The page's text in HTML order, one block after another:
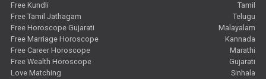
Free Kundli
Free Tamil Jathagam
Free Horoscope Gujarati
Free Marriage Horoscope
Free Career Horoscope
Free Wealth Horoscope
Love Matching
Tamil
Telugu
Malayalam
Kannada
Marathi
Gujarati
Sinhala